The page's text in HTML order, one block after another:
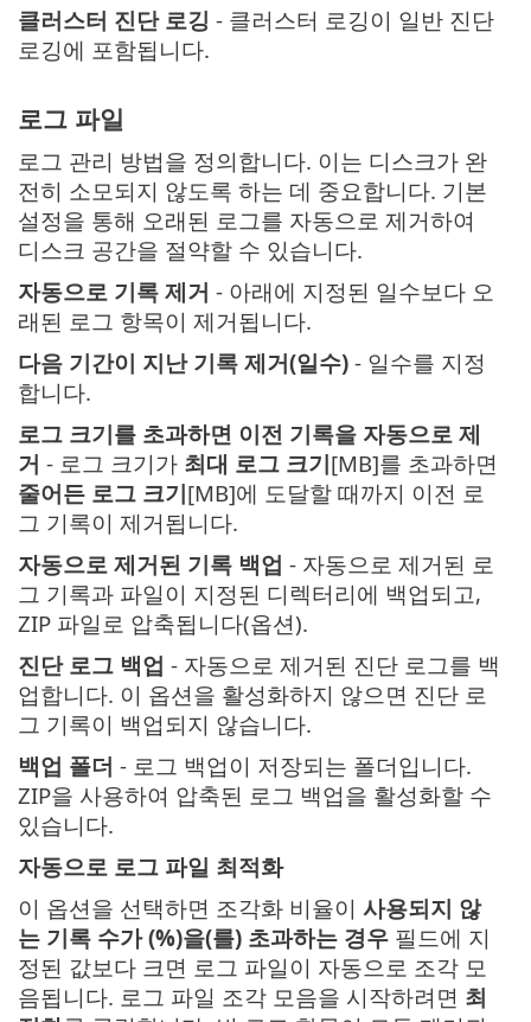
클러스터 진단 로깅 - 클러스터 로깅이 일반 진단
로깅에 포함됩니다.
로그 파일
로그 관리 방법을 정의합니다. 이는 디스크가 완
전히 소모되지 않도록 하는 데 중요합니다. 기본
설정을 통해 오래된 로그를 자동으로 제거하여
디스크 공간을 절약할 수 있습니다.
자동으로 기록 제거 - 아래에 지정된 일수보다 오
래된 로그 항목이 제거됩니다.
다음 기간이 지난 기록 제거(일수) - 일수를 지정
합니다.
로그 크기를 초과하면 이전 기록을 자동으로 제
거 - 로그 크기가 최대 로그 크기[MB]를 초과하면
줄어든 로그 크기[MB]에 도달할 때까지 이전 로
그 기록이 제거됩니다.
자동으로 제거된 기록 백업 - 자동으로 제거된 로
그 기록과 파일이 지정된 디렉터리에 백업되고,
ZIP 파일로 압축됩니다(옵션).
진단 로그 백업 - 자동으로 제거된 진단 로그를 백
업합니다. 이 옵션을 활성화하지 않으면 진단 로
그 기록이 백업되지 않습니다.
백업 폴더 - 로그 백업이 저장되는 폴더입니다.
ZIP을 사용하여 압축된 로그 백업을 활성화할 수
있습니다.
자동으로 로그 파일 최적화
이 옵션을 선택하면 조각화 비율이 사용되지 않
는 기록 수가 (%)을(를) 초과하는 경우 필드에 지
정된 값보다 크면 로그 파일이 자동으로 조각 모
음됩니다. 로그 파일 조각 모음을 시작하려면 최